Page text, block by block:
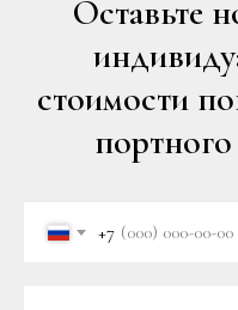
Оставьте
стоимости
+7